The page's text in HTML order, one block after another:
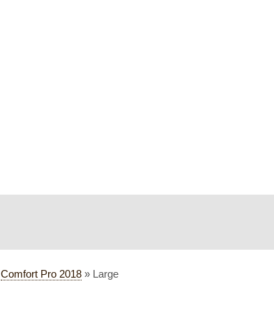
Comfort Pro 2018 » Large